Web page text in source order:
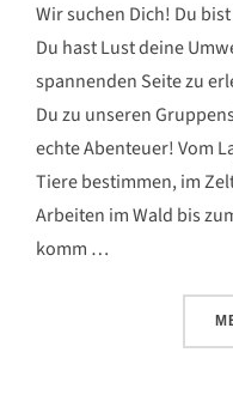
Wir suchen Dich! Du
Du hast Lust deine
spannenden Seite zu
Du zu unseren
echte Abenteuer! Vom
Tiere bestimmen, im
Arbeiten im Wald bis
komm …